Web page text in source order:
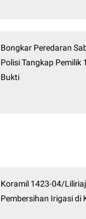
Bongkar Peredaran
Polisi Tangkap Pemilik
Bukti
Koramil 1423-04/
Pembersihan Irigasi di